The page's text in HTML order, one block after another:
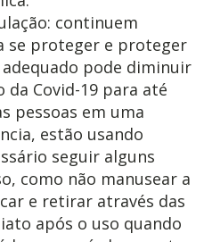
continuem
se proteger e proteger
pode diminuir
Covid-19 para até
pessoas em uma
estão usando
seguir alguns
como não manusear a
e retirar através das
após o uso quando